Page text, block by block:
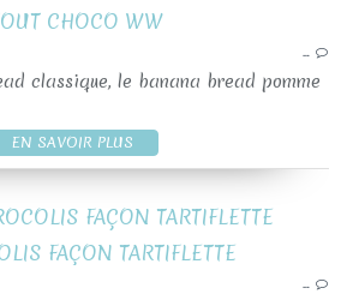
…
classique, le banana bread pomme
EN SAVOIR PLUS
FAÇON TARTIFLETTE
…